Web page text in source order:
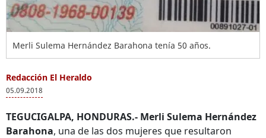
Merli Sulema Hernández Barahona tenía 50 años.
Redacción El Heraldo
05.09.2018
TEGUCIGALPA, HONDURAS.- Merli Sulema Hernández
Barahona, una de las dos mujeres que resultaron